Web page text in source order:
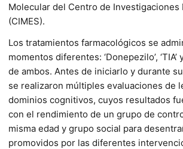
Molecular del Centro de Investigaciones
(CIMES).
Los tratamientos farmacológicos se
momentos diferentes: ‘Donepezilo’,
de ambos. Antes de iniciarlo y durante
se realizaron múltiples evaluaciones de
dominios cognitivos, cuyos resultados
con el rendimiento de un grupo de
misma edad y grupo social para
promovidos por las diferentes